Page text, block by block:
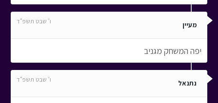
מעיין ו' שבט תשפ"ד
יפה המשחק מגניב
נתנאל ו' שבט תשפ"ד